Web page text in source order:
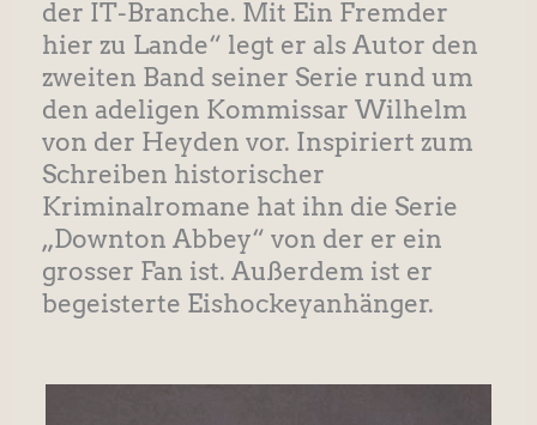
der IT-Branche. Mit Ein Fremder
hier zu Lande“ legt er als Autor den
zweiten Band seiner Serie rund um
den adeligen Kommissar Wilhelm
von der Heyden vor. Inspiriert zum
Schreiben historischer
Kriminalromane hat ihn die Serie
„Downton Abbey“ von der er ein
grosser Fan ist. Außerdem ist er
begeisterte Eishockeyanhänger.